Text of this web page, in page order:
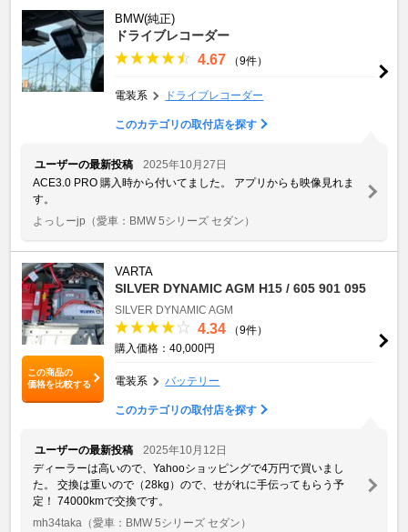
BMW(純正)
ドライブレコーダー
4.67 （9件）
電装系 ドライブレコーダー
このカテゴリの取付店を探す
ユーザーの最新投稿
2025年10月27日
ACE3.0 PRO 購入時から付いてました。 アプリからも映像見れま
す。
よっしーjp （愛車：BMW 5シリーズ セダン）
この商品の
価格を比較する
VARTA
SILVER DYNAMIC AGM H15 / 605 901 095
SILVER DYNAMIC AGM
4.34
（9件）
購入価格：40,000円
電装系 バッテリー
このカテゴリの取付店を探す
ユーザーの最新投稿
2025年10月12日
ディーラーは高いので、Yahooショッピングで4万円で買いまし
た。 交換は重いので（28kg）ので、せがれに手伝ってもらう予
定！ 74000kmで交換です。
mh34taka （愛車：BMW 5シリーズ セダン）